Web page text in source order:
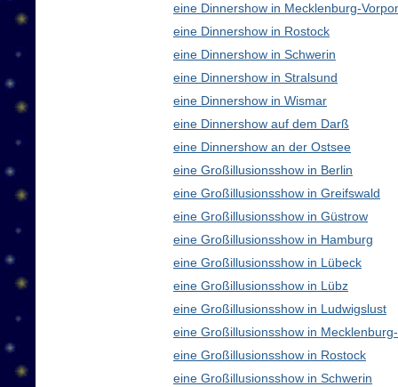
eine Dinnershow in Mecklenburg-
eine Dinnershow in Rostock
eine Dinnershow in Schwerin
eine Dinnershow in Stralsund
eine Dinnershow in Wismar
eine Dinnershow auf dem Darß
eine Dinnershow an der Ostsee
eine Großillusionsshow in Berlin
eine Großillusionsshow in Greifswald
eine Großillusionsshow in Güstrow
eine Großillusionsshow in Hamburg
eine Großillusionsshow in Lübeck
eine Großillusionsshow in Lübz
eine Großillusionsshow in Ludwigslust
eine Großillusionsshow in
eine Großillusionsshow in Rostock
eine Großillusionsshow in Schwerin